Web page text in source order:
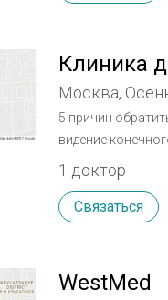
Клиника
Москва,
5 причин
видение
рекомендуют
или комбинации
пациентом во
1 доктор
Связаться
WestMed